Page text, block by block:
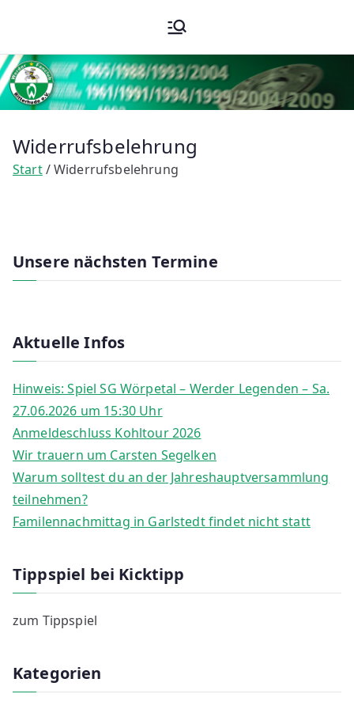
springen
Fanclub
Ritterhude
Widerrufsbelehrung
Start Widerrufsbelehrung
Unsere nächsten Termine
Aktuelle Infos
Hinweis: Spiel SG Wörpetal – Werder Legenden – Sa.
27.06.2026 um 15:30 Uhr
Anmeldeschluss Kohltour 2026
Wir trauern um Carsten Segelken
Warum solltest du an der Jahreshauptversammlung
teilnehmen?
Familennachmittag in Garlstedt findet nicht statt
Tippspiel bei Kicktipp
zum Tippspiel
Kategorien